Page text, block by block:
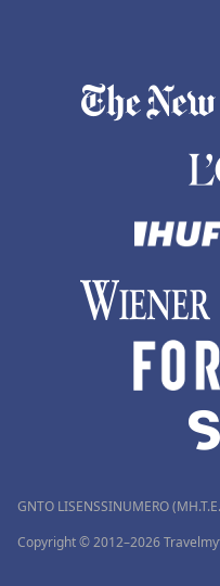
GNTO LISENSSINUMERO
Copyright © 2012–2026